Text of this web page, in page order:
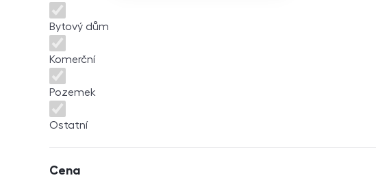
Bytový dům
Komerční
Pozemek
Ostatní
Cena